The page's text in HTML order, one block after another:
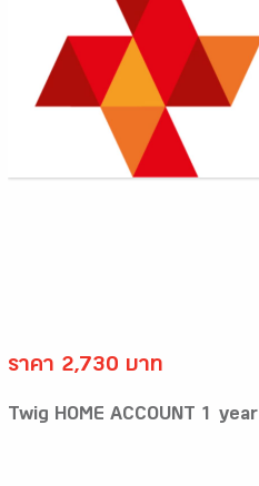
ราคา 2,730 บาท
Twig HOME ACCOUNT 1 year